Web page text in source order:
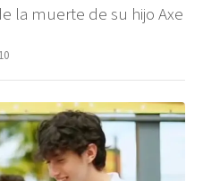
la muerte de su hijo Axe